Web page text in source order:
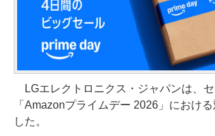
LGエレクトロニクス・ジャパンは、セ
「Amazonプライムデー 2026」におけ
した。